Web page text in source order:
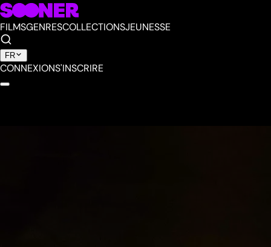
FILMSGENRESCOLLECTIONSJEUNESSE
FR
CONNEXIONS'INSCRIRE